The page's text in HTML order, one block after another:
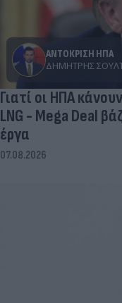
ΑΝΤΟΚΡΙΣΗ ΗΠΑ
ΔΗΜΉΤΡΗΣ
Γιατί οι ΗΠΑ
LNG - Mega Deal
έργα
07.08.2026